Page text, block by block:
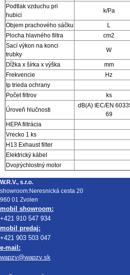
Podtlak vzduchu pri
hubici
k/Pa
Objem prachového sáčku L
Plocha hlavného filtra
cm2
Sací výkon na konci
trubky
W
Dĺžka x šírka x výška mm
Frekvencie
Hz
Ip trieda ochrany
Počet filtrov
ks
Úroveň hlučnosti
dB(A) IEC/EN
69
HEPA filtrácia
Vrecko 1 ks
H13 Exhaust filter
Elektrický kábel
Dvojrýchlostný motor
W.R.V., s.r.o.
showroom:Neresnická cesta 20
960 01 Zvolen
mobil showroom:
+421 910 547 934
mobil predaj:
+421 903 503 047
e-mail:
wapzv@wapzv.sk